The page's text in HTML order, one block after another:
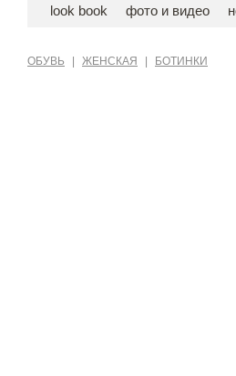
look book
фото и видео
ОБУВЬ ЖЕНСКАЯ БОТИНКИ